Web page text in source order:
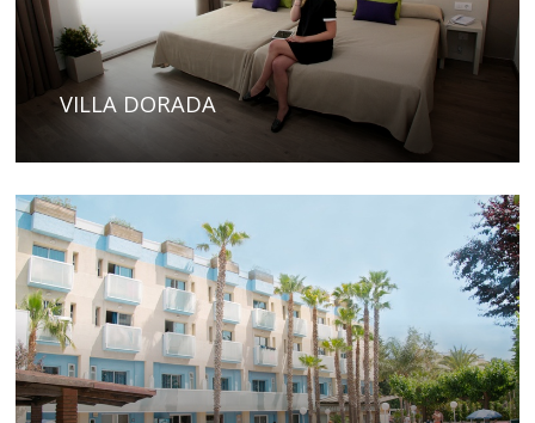
VILLA DORADA